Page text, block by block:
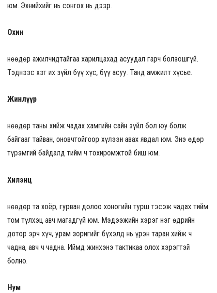
юм. Эхнийхийг нь сонгох нь дээр.
Охин
Өнөөдөр ажилчидтайгаа харилцахад асуудал гарч болзошгүй.
Тэднээс хэт их зүйл бүү хүс, бүү асуу. Танд амжилт хүсье.
Жинлүүр
Өнөөдөр таны хийж чадах хамгийн сайн зүйл бол юу болж
байгааг тайван, оновчтойгоор хүлээн авах явдал юм. Энэ өдөр
түрэмгий байдалд тийм ч тохиромжтой биш юм.
Хилэнц
Өнөөдөр та хоёр, гурван долоо хоногийн турш тэсэж чадах тийм
том түлхэц авч магадгүй юм. Мэдээжийн хэрэг нэг өдрийн
дотор эрч хүч, урам зоригийг бүхэлд нь үрэн таран хийж ч
чадна, авч ч чадна. Иймд жинхэнэ тактикаа олох хэрэгтэй
болно.
Нум